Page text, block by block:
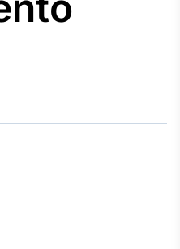
Agro
Broadcast